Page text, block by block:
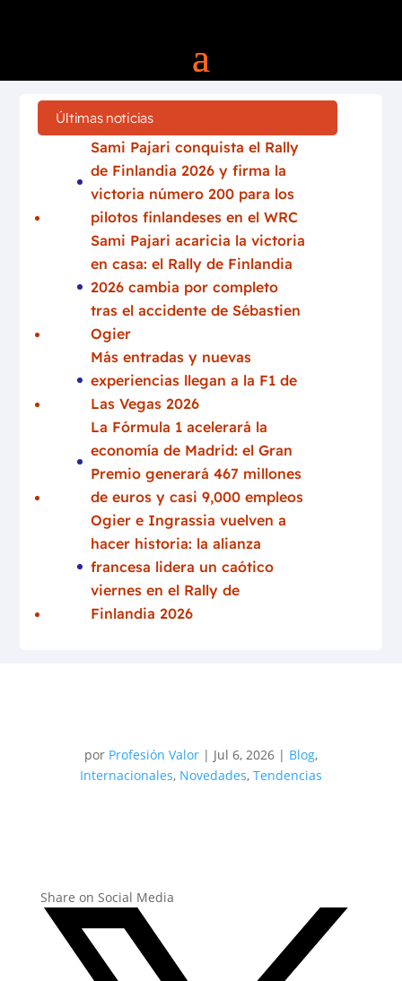
Últimas noticias
Sami Pajari conquista el Rally
de Finlandia 2026 y firma la
victoria número 200 para los
pilotos finlandeses en el WRC
Sami Pajari acaricia la victoria
en casa: el Rally de Finlandia
2026 cambia por completo
tras el accidente de Sébastien
Ogier
Más entradas y nuevas
experiencias llegan a la F1 de
Las Vegas 2026
La Fórmula 1 acelerará la
economía de Madrid: el Gran
Premio generará 467 millones
de euros y casi 9,000 empleos
Ogier e Ingrassia vuelven a
hacer historia: la alianza
francesa lidera un caótico
viernes en el Rally de
Finlandia 2026
por Profesión Valor| Jul 6, 2026| Blog,
Internacionales, Novedades, Tendencias
Share on Social Media